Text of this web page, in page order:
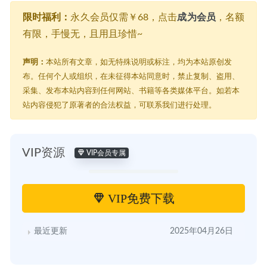
限时福利： 永久会员仅需￥68，点击成为会员 ，名额
有限，手慢无，且用且珍惜~
声明： 本站所有文章，如无特殊说明或标注，均为本站原创发
布。任何个人或组织，在未征得本站同意时，禁止复制、盗用、
采集、发布本站内容到任何网站、书籍等各类媒体平台。如若本
站内容侵犯了原著者的合法权益，可联系我们进行处理。
VIP资源 VIP会员专属
VIP免费下载
最近更新 2025年04月26日